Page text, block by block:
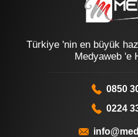
Türkiye 'nin en büyük
Medyaweb 'e
0850
0224